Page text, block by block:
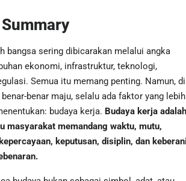
bangsa sering dibicarakan melalui angka
ekonomi, infrastruktur, teknologi,
Semua itu memang penting. Namun, di
benar maju, selalu ada faktor yang lebih
budaya kerja. Budaya kerja adalah
masyarakat memandang waktu, mutu,
keputusan, disiplin, dan